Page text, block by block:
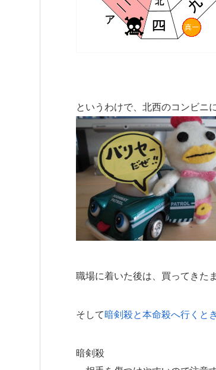
というわけで、北西のコンビニ
職場に着いた後は、買ってきた
そして暗剣殺と本命殺へ行くと
暗剣殺